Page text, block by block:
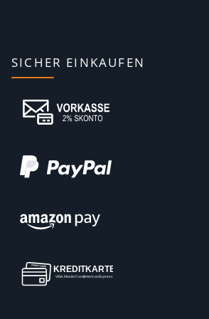
Proteine aus Molke
Insbesondere für den Aufbau Deiner
den ganzen Tag lang für die Stabilität
Deines Bewegungsapparates zuständig
Einnahme von Dymatize Whey
Das englische Wort Whey bedeutet in
übersetzt Molke.
nur Molkenprotein als Proteinquelle. In
mithilfe des praktischen Messlöffels aus
frischem Wasser gründlich auflöst, aus.
SICHER EINKAUFEN